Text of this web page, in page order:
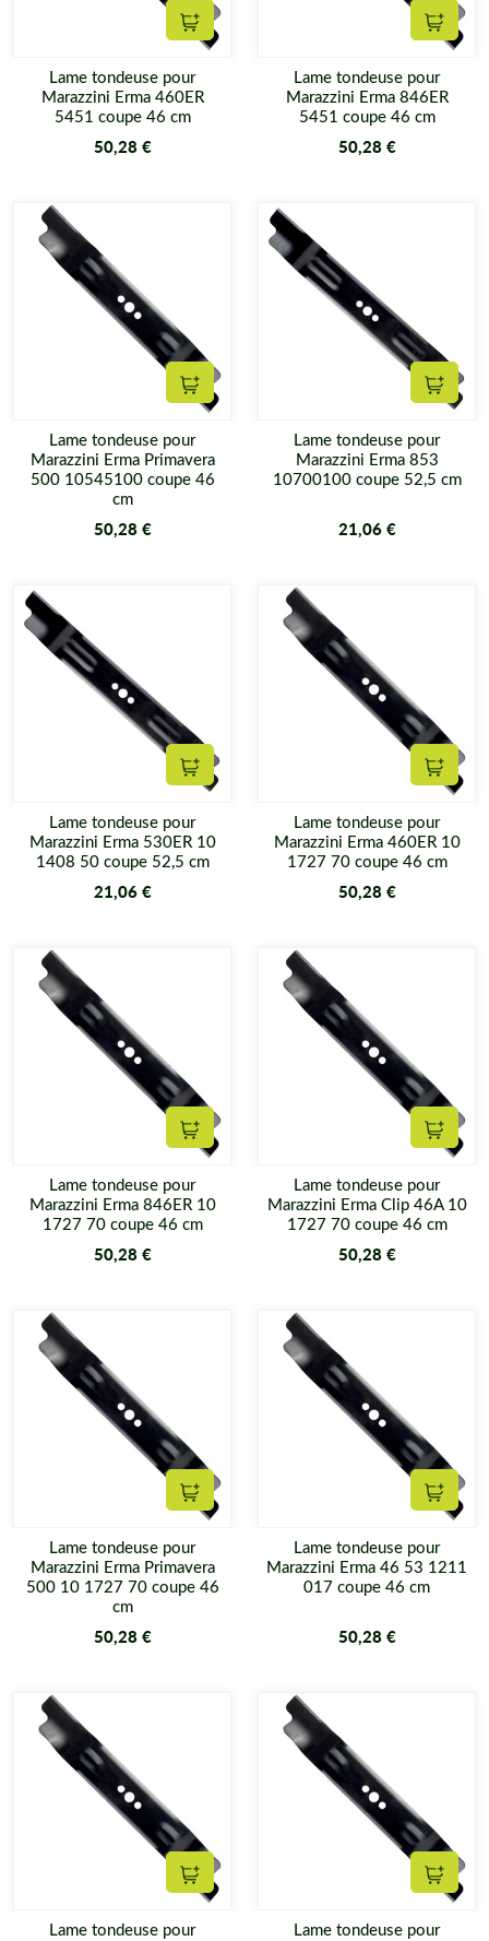
Ajouter au panier
Lame tondeuse pour
Marazzini Erma 460ER
5451 coupe 46 cm
50,28 €
Lame tondeuse pour
Marazzini Erma 846ER
5451 coupe 46 cm
50,28 €
Ajouter au panier
Lame tondeuse pour
Marazzini Erma Primavera
500 10545100 coupe 46
cm
50,28 €
Lame tondeuse pour
Marazzini Erma 853
10700100 coupe 52,5 cm
21,06 €
Ajouter au panier
Lame tondeuse pour
Marazzini Erma 530ER 10
1408 50 coupe 52,5 cm
21,06 €
Lame tondeuse pour
Marazzini Erma 460ER 10
1727 70 coupe 46 cm
50,28 €
Ajouter au panier
Lame tondeuse pour
Marazzini Erma 846ER 10
1727 70 coupe 46 cm
50,28 €
Lame tondeuse pour
Marazzini Erma Clip 46A 10
1727 70 coupe 46 cm
50,28 €
Ajouter au panier
Lame tondeuse pour
Marazzini Erma Primavera
500 10 1727 70 coupe 46
cm
50,28 €
Lame tondeuse pour
Marazzini Erma 46 53 1211
017 coupe 46 cm
50,28 €
Ajouter au panier
Lame tondeuse pour
Lame tondeuse pour